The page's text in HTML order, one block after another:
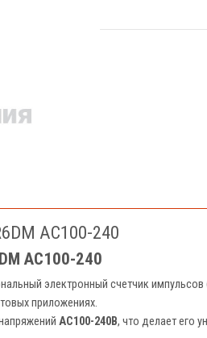
AC100-240
AC100-240
электронный счетчик
приложениях.
AC100-240В, что делает его